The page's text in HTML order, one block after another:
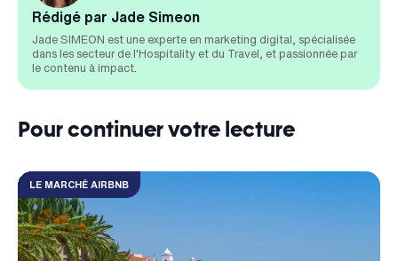
Rédigé par Jade Simeon
Jade SIMEON est une experte en marketing digital, spécialisée
dans les secteur de l'Hospitality et du Travel, et passionnée par
le contenu à impact.
Pour continuer votre lecture
LE MARCHÉ AIRBNB